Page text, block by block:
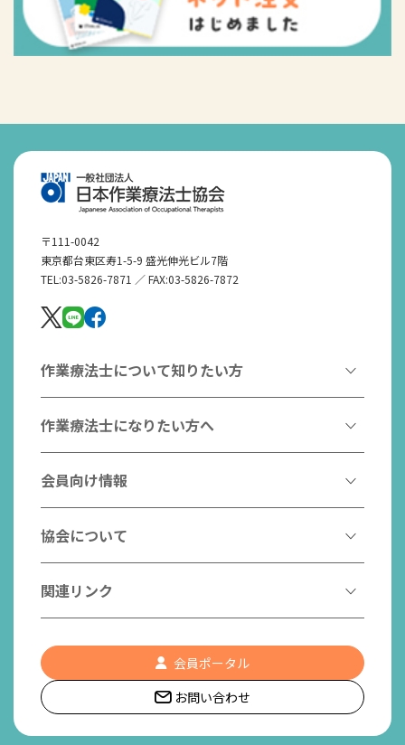
〒111-0042
東京都台東区寿1-5-9 盛光伸光ビル7階
TEL:03-5826-7871 ／ FAX:03-5826-7872
作業療法士について知りたい方
作業療法とは
作業療法士とは
はたらく作業療法士
作業療法士の支援を受ける
チームの中で活躍する作業療法士
認知症の方への作業療法
作業療法士になりたい方へ
作業療法士になるには
作業療法士として活躍する先輩
こんなところで活躍！作業療法士
入会案内
会員向け情報
協会からのお知らせ
研修会一覧
日本作業療法学会
協会について
会長挨拶
社員名簿
組織図
作業療法の定義
関連リンク
都道府県作業療法士会
作業療法士養成校一覧
世界作業療法士連盟 (WFOT)
会員ポータル
お問い合わせ